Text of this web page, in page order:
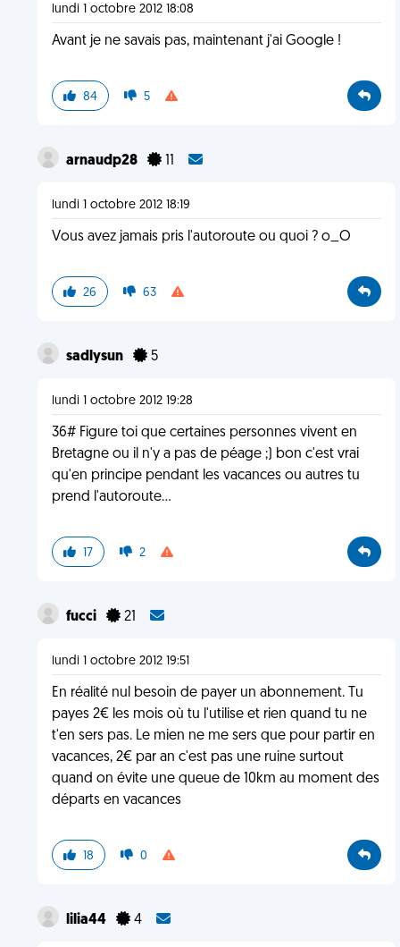
lundi 1 octobre 2012 18:08
Avant je ne savais pas, maintenant j'ai Google !
84 5
arnaudp28 11
lundi 1 octobre 2012 18:19
Vous avez jamais pris l'autoroute ou quoi ? o_O
26 63
sadlysun 5
lundi 1 octobre 2012 19:28
36# Figure toi que certaines personnes vivent en
Bretagne ou il n'y a pas de péage ;) bon c'est vrai
qu'en principe pendant les vacances ou autres tu
prend l'autoroute...
17 2
fucci 21
lundi 1 octobre 2012 19:51
En réalité nul besoin de payer un abonnement. Tu
payes 2€ les mois où tu l'utilise et rien quand tu ne
t'en sers pas. Le mien ne me sers que pour partir en
vacances, 2€ par an c'est pas une ruine surtout
quand on évite une queue de 10km au moment des
départs en vacances
18 0
lilia44 4